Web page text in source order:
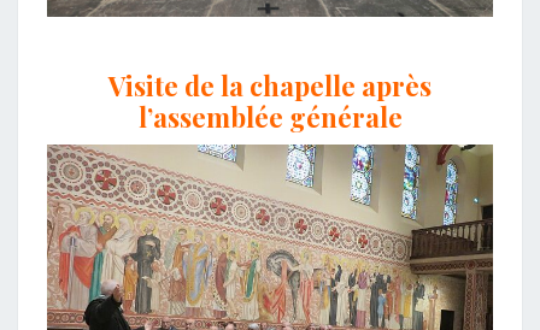
Visite de la chapelle après
l’assemblée générale